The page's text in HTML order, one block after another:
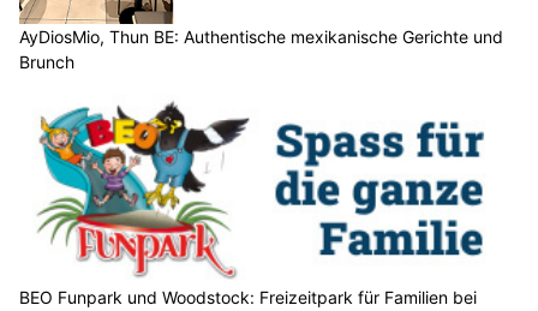
AyDiosMio, Thun BE: Authentische mexikanische Gerichte und
Brunch
BEO Funpark und Woodstock: Freizeitpark für Familien bei